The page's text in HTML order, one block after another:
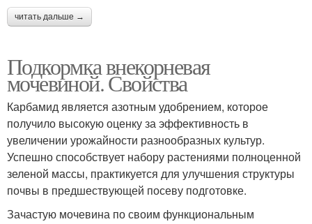
читать дальше →
Подкормка внекорневая
мочевиной. Свойства
Карбамид является азотным удобрением, которое
получило высокую оценку за эффективность в
увеличении урожайности разнообразных культур.
Успешно способствует набору растениями полноценной
зеленой массы, практикуется для улучшения структуры
почвы в предшествующей посеву подготовке.
Зачастую мочевина по своим функциональным